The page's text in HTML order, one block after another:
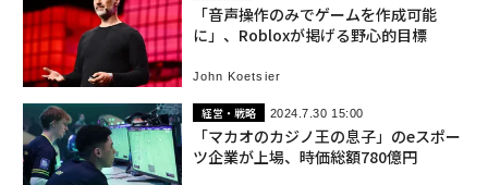
「音声操作のみでゲームを作成可能
に」、Robloxが掲げる野心的目標
John Koetsier
経営・戦略 2024.7.30 15:00
「マカオのカジノ王の息子」のeスポー
ツ企業が上場、時価総額780億円